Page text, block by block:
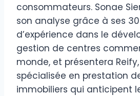
consommateurs. Sonae
son analyse grâce à ses
d’expérience dans le
gestion de centres
monde, et présentera
spécialisée en prestation
immobiliers qui anticipent